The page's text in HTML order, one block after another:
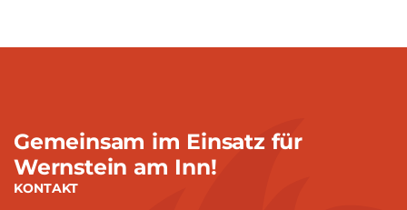
Gemeinsam im Einsatz für
Wernstein am Inn!
KONTAKT